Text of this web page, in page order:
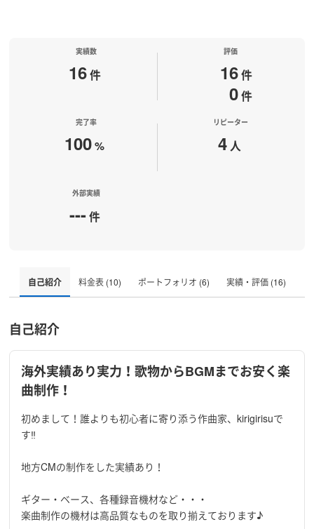
実績数
16件
評価
16件
0件
完了率
100%
リピーター
4 人
外部実績
---件
自己紹介 料金表 (10) ポートフォリオ (6) 実績・評価 (16)
自己紹介
海外実績あり実力！歌物からBGMまでお安く楽
曲制作！
初めまして！誰よりも初心者に寄り添う作曲家、kirigirisuで
す‼
地方CMの制作をした実績あり！
ギター・ベース、各種録音機材など・・・
楽曲制作の機材は高品質なものを取り揃えております♪